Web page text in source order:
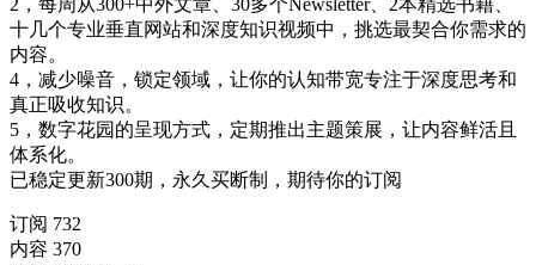
2，每周从300+中外文章、30多个Newsletter、2本精选书籍、
十几个专业垂直网站和深度知识视频中，挑选最契合你需求的
内容。
4，减少噪音，锁定领域，让你的认知带宽专注于深度思考和
真正吸收知识。
5，数字花园的呈现方式，定期推出主题策展，让内容鲜活且
体系化。
已稳定更新300期，永久买断制，期待你的订阅
订阅 732
内容 370